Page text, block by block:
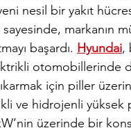
nesil bir yakıt
markanın
başardı. Hyundai,
otomobillerinde
için piller
ve hidrojenli yüksek
üzerinde bir